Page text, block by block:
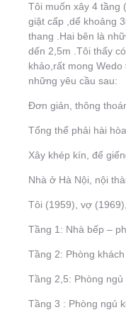
Tôi muốn xây 4 tầng
giật cấp ,dể khoảng
thang .Hai bên là
dến 2,5m .Tôi thấy
khảo,rất mong
những yêu cầu sau:
Đơn giản, thông
Tổng thể phải hài
Xây khép kín, để
Nhà ở Hà Nội, nội
Tôi (1959), vợ
Tầng 1: Nhà bếp –
Tầng 2: Phòng khách
Tầng 2,5: Phòng ngủ
Tầng 3 : Phòng ngủ